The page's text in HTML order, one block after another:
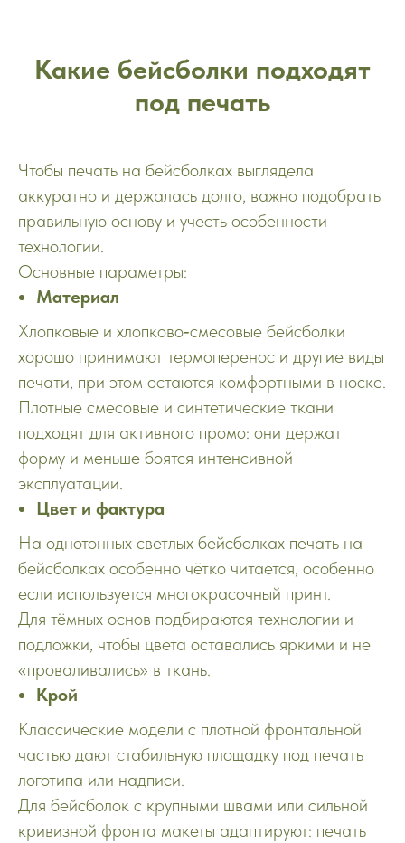
Какие бейсболки подходят
под печать
Чтобы печать на бейсболках выглядела
аккуратно и держалась долго, важно подобрать
правильную основу и учесть особенности
технологии.
Основные параметры:
Материал
Хлопковые и хлопково‑смесовые бейсболки
хорошо принимают термоперенос и другие виды
печати, при этом остаются комфортными в носке.
Плотные смесовые и синтетические ткани
подходят для активного промо: они держат
форму и меньше боятся интенсивной
эксплуатации.
Цвет и фактура
На однотонных светлых бейсболках печать на
бейсболках особенно чётко читается, особенно
если используется многокрасочный принт.
Для тёмных основ подбираются технологии и
подложки, чтобы цвета оставались яркими и не
«проваливались» в ткань.
Крой
Классические модели с плотной фронтальной
частью дают стабильную площадку под печать
логотипа или надписи.
Для бейсболок с крупными швами или сильной
кривизной фронта макеты адаптируют: печать